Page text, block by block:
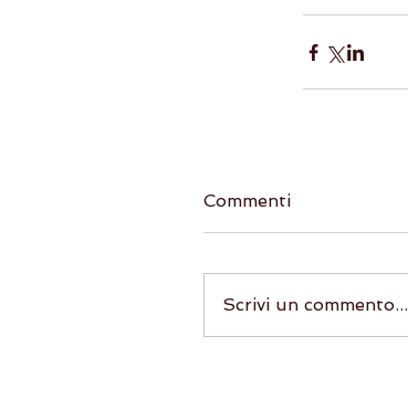
Commenti
Scrivi un commento...